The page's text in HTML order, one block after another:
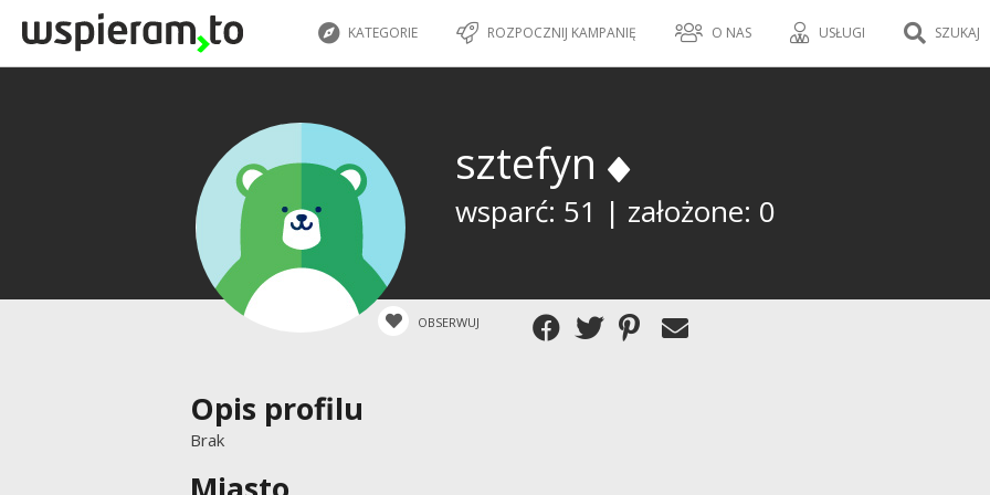
KATEGORIE ROZPOCZNIJ KAMPANIĘ O NAS USŁUGI SZUKAJ
sztefyn
wsparć: 51 | założone: 0
OBSERWUJ
Opis profilu
Brak